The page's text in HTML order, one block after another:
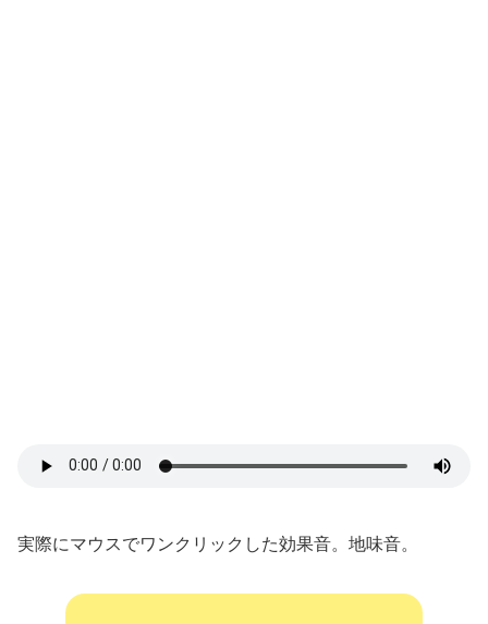
実際にマウスでワンクリックした効果音。地味音。